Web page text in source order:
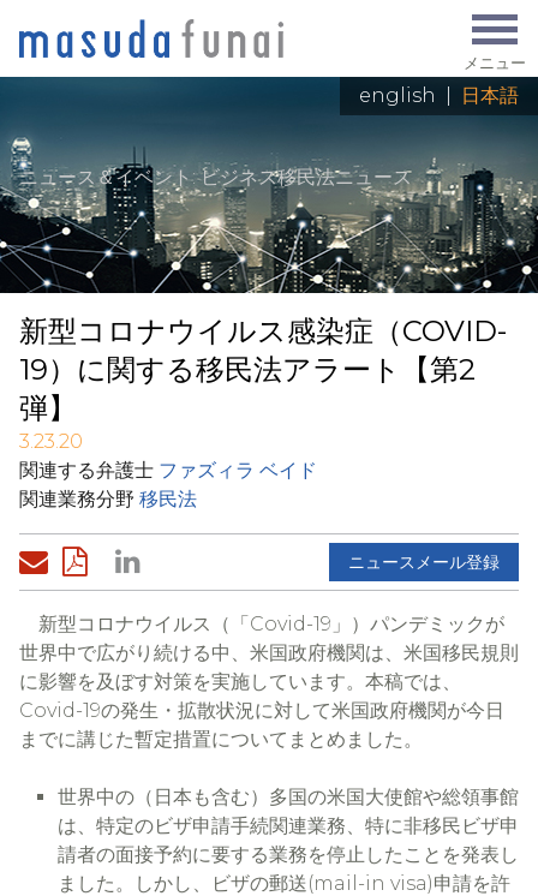
メニュー
english 日本語
ニュース＆イベント: ビジネス移民法ニュース
新型コロナウイルス感染症（COVID-
19）に関する移民法アラート【第2
弾】
3.23.20
関連する弁護士 ファズィラ ベイド
関連業務分野 移民法
ニュースメール登録
新型コロナウイルス（「Covid-19」）パンデミックが
世界中で広がり続ける中、米国政府機関は、米国移民規則
に影響を及ぼす対策を実施しています。本稿では、
Covid-19の発生・拡散状況に対して米国政府機関が今日
までに講じた暫定措置についてまとめました。
世界中の（日本も含む）多国の米国大使館や総領事館
は、特定のビザ申請手続関連業務、特に非移民ビザ申
請者の面接予約に要する業務を停止したことを発表し
ました。しかし、ビザの郵送(mail-in visa)申請を許